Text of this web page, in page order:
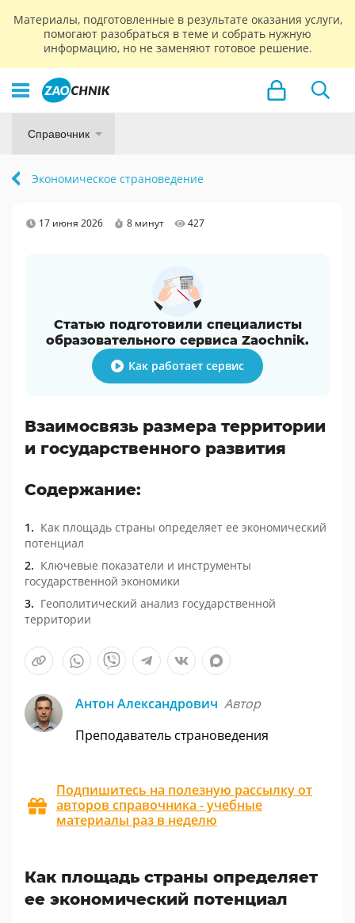
Материалы, подготовленные в результате оказания услуги,
помогают разобраться в теме и собрать нужную
информацию, но не заменяют готовое решение.
Справочник
Экономическое страноведение
17 июня 2026 8 минут 427
Статью подготовили специалисты
образовательного сервиса Zaochnik.
Как работает сервис
Взаимосвязь размера территории
и государственного развития
Содержание:
Как площадь страны определяет ее экономический
потенциал
Ключевые показатели и инструменты
государственной экономики
Геополитический анализ государственной
территории
Антон Александрович Автор
Преподаватель страноведения
Подпишитесь на полезную рассылку от
авторов справочника - учебные
материалы раз в неделю
Как площадь страны определяет
ее экономический потенциал